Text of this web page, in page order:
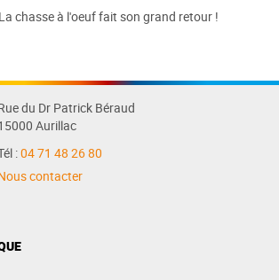
La chasse à l'oeuf fait son grand retour !
du Dr Patrick Béraud
Aurillac
:04 71 48 26 80
contacter